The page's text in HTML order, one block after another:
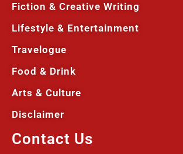
Fiction & Creative Writing
Lifestyle & Entertainment
Travelogue
Food & Drink
Arts & Culture
Disclaimer
Contact Us